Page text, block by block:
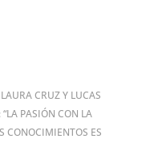
CRUZ Y LUCAS
PASIÓN CON LA
CONOCIMIENTOS ES